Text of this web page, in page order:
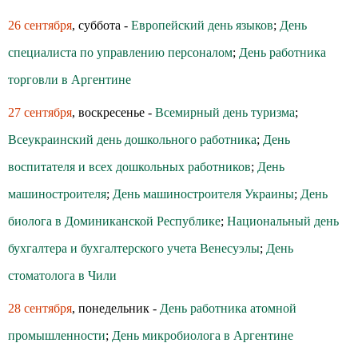
26 сентября, суббота - Европейский день языков; День
специалиста по управлению персоналом; День работника
торговли в Аргентине
27 сентября, воскресенье - Всемирный день туризма;
Всеукраинский день дошкольного работника; День
воспитателя и всех дошкольных работников; День
машиностроителя; День машиностроителя Украины; День
биолога в Доминиканской Республике; Национальный день
бухгалтера и бухгалтерского учета Венесуэлы; День
стоматолога в Чили
28 сентября, понедельник - День работника атомной
промышленности; День микробиолога в Аргентине